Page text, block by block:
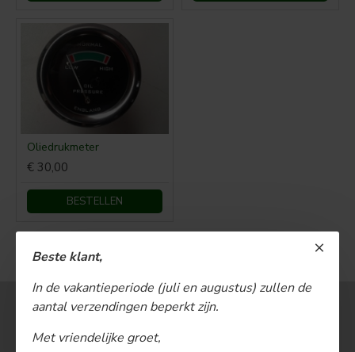
Beste klant,
In de vakantieperiode (juli en augustus) zullen de
aantal verzendingen beperkt zijn.
Met vriendelijke groet,
Oliedrukmeter
€ 30,00
BESTELLEN
U bent aan het einde van de lijst gekomen.
MEEST BEKEKEN